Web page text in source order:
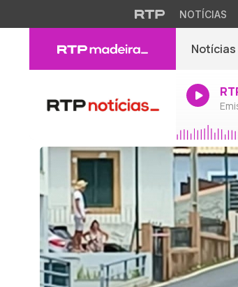
NOTÍCIAS
Notícias